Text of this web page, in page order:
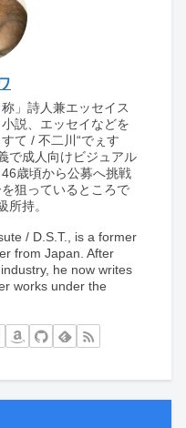
」詩人兼エッセイス
説、エッセイなどを
て / 不二川“でぇす
で成人向けビジュアル
歳頃から公募へ挑戦
狙っているところで
所持。
/ D.S.T., is a former
from Japan. After
he now writes
works under the